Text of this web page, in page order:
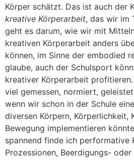
Körper schätzt. Das ist auch der
kreative Körperarbeit, das wir im
geht es darum, wie wir mit
kreativen Körperarbeit anders
können, im Sinne der embodied
glaube, auch der Schulsport
kreativer Körperarbeit
viel gemessen, normiert,
wenn wir schon in der Schule
diversen Körpern, Körperlichkeit,
Bewegung implementieren
spannend finde ich performative
Prozessionen, Beerdigungs- oder